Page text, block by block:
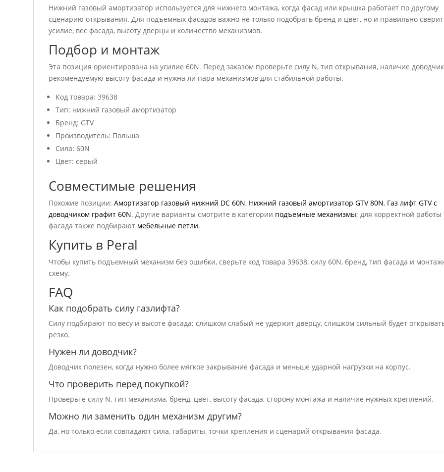
Нижний газовый амортизатор используется для нижнего монтажа, когда фасад или крышка работает по другому
сценарию открывания. Для подъемных фасадов важно не только подобрать бренд и цвет, но и правильно
усилие, вес фасада, высоту дверцы и количество механизмов.
Подбор и монтаж
Эта позиция ориентирована на усилие 60N. Перед заказом проверьте силу N, тип открывания, наличие
рекомендуемую высоту фасада и нужна ли пара механизмов для стабильной работы.
Код товара: 39638
Тип: нижний газовый амортизатор
Бренд: GTV
Производитель: Польша
Сила: 60N
Цвет: серый
Совместимые решения
Похожие позиции:Амортизатор газовый нижний DC 60N, Нижний газовый амортизатор GTV 80N, Газ лифт GTV с
доводчиком графит 60N. Другие варианты смотрите в категории подъемные механизмы; для корректной работы
фасада также подбирают мебельные петли.
Купить в Peral
Чтобы купить подъемный механизм без ошибки, сверьте код товара 39638, силу 60N, бренд, тип фасада и
схему.
FAQ
Как подобрать силу газлифта?
Силу подбирают по весу и высоте фасада; слишком слабый не удержит дверцу, слишком сильный будет
резко.
Нужен ли доводчик?
Доводчик полезен, когда нужно более мягкое закрывание фасада и меньше ударной нагрузки на корпус.
Что проверить перед покупкой?
Проверьте силу N, тип механизма, бренд, цвет, высоту фасада, сторону монтажа и наличие нужных креплений.
Можно ли заменить один механизм другим?
Да, но только если совпадают сила, габариты, точки крепления и сценарий открывания фасада.